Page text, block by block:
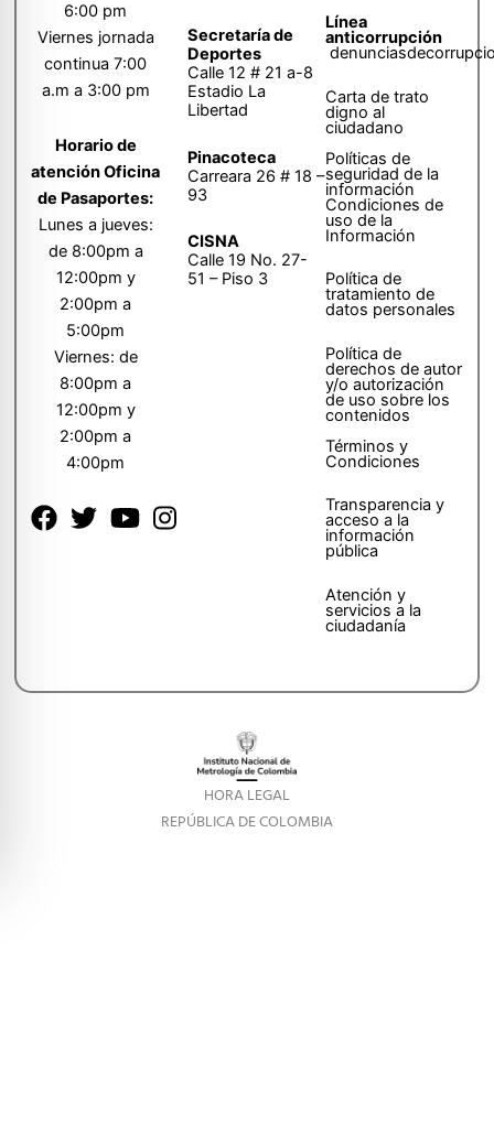
6:00 pm
Viernes jornada
continua 7:00
a.m a 3:00 pm
Horario de
atención Oficina
de Pasaportes:
Lunes a jueves:
de 8:00pm a
12:00pm y
2:00pm a
5:00pm
Viernes: de
8:00pm a
12:00pm y
2:00pm a
4:00pm
Secretaría de
Deportes
Calle 12 # 21 a-8
Estadio La
Libertad
Pinacoteca
Carreara 26 # 18 –
93
CISNA
Calle 19 No. 27-
51 – Piso 3
Línea
anticorrupción
Carta de trato
digno al
ciudadano
Políticas de
seguridad de la
información
Condiciones de
uso de la
Información
Política de
tratamiento de
datos personales
Política de
derechos de autor
y/o autorización
de uso sobre los
contenidos
Términos y
Condiciones
Transparencia y
acceso a la
información
pública
Atención y
servicios a la
ciudadanía
HORA LEGAL
REPÚBLICA DE COLOMBIA